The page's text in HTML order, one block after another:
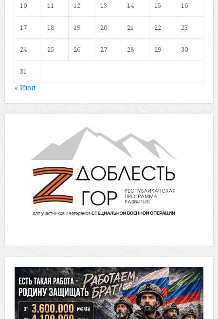
10 11 12 13 14 15 16
17 18 19 20 21 22 23
24 25 26 27 28 29 30
31
« Июл